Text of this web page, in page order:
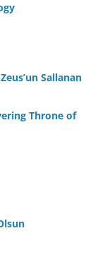
Sallanan
Throne of